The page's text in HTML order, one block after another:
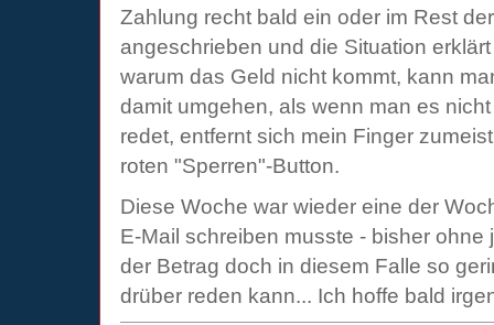
Zahlung recht bald ein oder im Rest
angeschrieben und die Situation
warum das Geld nicht kommt, kann
damit umgehen, als wenn man es
redet, entfernt sich mein Finger
roten "Sperren"-Button.
Diese Woche war wieder eine der
E-Mail schreiben musste - bisher ohne
der Betrag doch in diesem Falle so
drüber reden kann... Ich hoffe bald